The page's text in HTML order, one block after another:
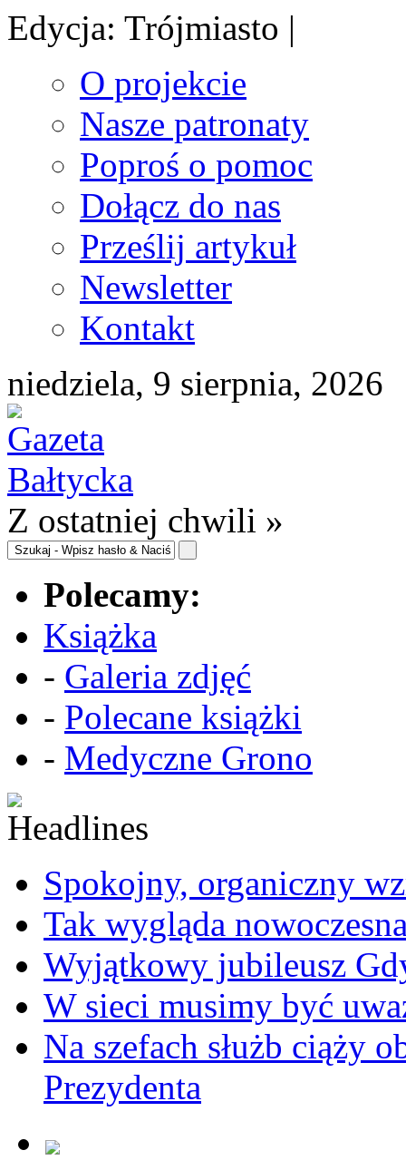
Edycja: Trójmiasto |
O projekcie
Nasze patronaty
Poproś o pomoc
Dołącz do nas
Prześlij artykuł
Newsletter
Kontakt
niedziela, 9 sierpnia, 2026
Z ostatniej chwili »
Polecamy:
Książka
- Galeria zdjęć
- Polecane książki
- Medyczne Grono
Spokojny, organiczny
Tak wygląda
Wyjątkowy jubileusz
W sieci musimy być
Na szefach służb ciąży
Prezydenta